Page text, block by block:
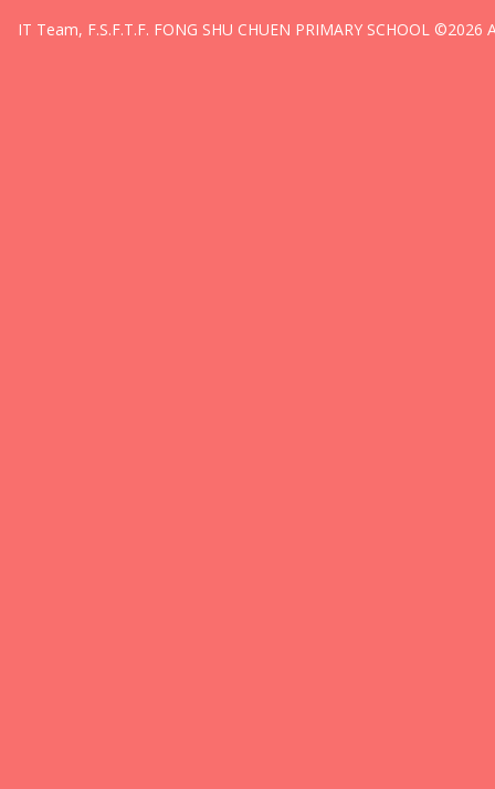
IT Team, F.S.F.T.F. FONG SHU CHUEN PRIMARY SCHOOL ©2026